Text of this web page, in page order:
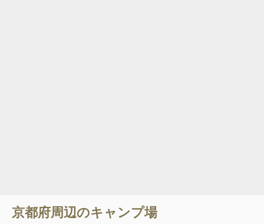
京都府周辺のキャンプ場